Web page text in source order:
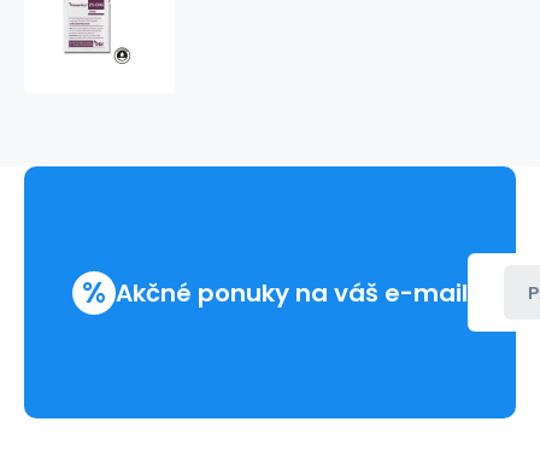
dezinfekčné
% Akčné ponuky na váš e-mail